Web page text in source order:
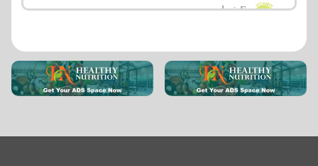
E فيتامين 15 mg
منغنيز 6.18 mg
زنك 2.45 mg